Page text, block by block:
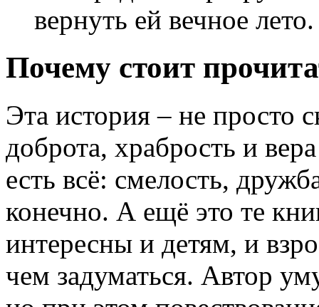
вернуть ей вечное лето.
Почему стоит
Эта история – не просто
доброта, храбрость и
есть всё: смелость,
конечно. А ещё это те
интересны и детям, и
чем задуматься. Автор